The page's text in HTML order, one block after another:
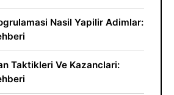
Nasil Yapilir Adimlar:
Taktikleri Ve Kazanclari: